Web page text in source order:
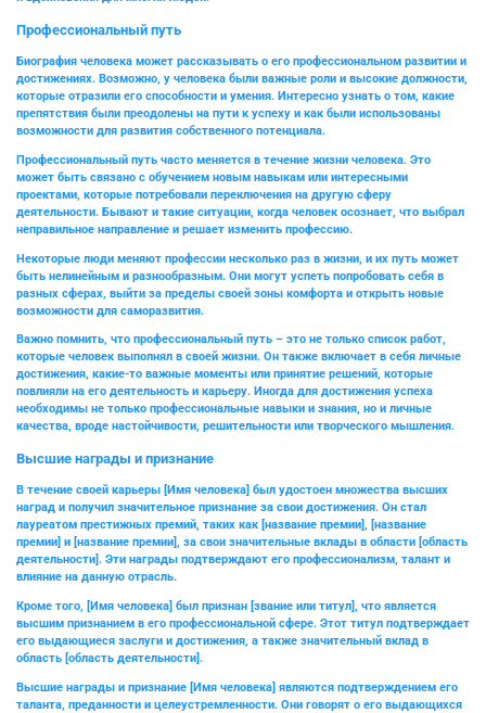
Профессиональный путь
Биография человека может рассказывать о его профессиональном развитии и
достижениях. Возможно, у человека были важные роли и высокие должности,
которые отразили его способности и умения. Интересно узнать о том, какие
препятствия были преодолены на пути к успеху и как были использованы
возможности для развития собственного потенциала.
Профессиональный путь часто меняется в течение жизни человека. Это
может быть связано с обучением новым навыкам или интересными
проектами, которые потребовали переключения на другую сферу
деятельности. Бывают и такие ситуации, когда человек осознает, что выбрал
неправильное направление и решает изменить профессию.
Некоторые люди меняют профессии несколько раз в жизни, и их путь может
быть нелинейным и разнообразным. Они могут успеть попробовать себя в
разных сферах, выйти за пределы своей зоны комфорта и открыть новые
возможности для саморазвития.
Важно помнить, что профессиональный путь – это не только список работ,
которые человек выполнял в своей жизни. Он также включает в себя личные
достижения, какие-то важные моменты или принятие решений, которые
повлияли на его деятельность и карьеру. Иногда для достижения успеха
необходимы не только профессиональные навыки и знания, но и личные
качества, вроде настойчивости, решительности или творческого мышления.
Высшие награды и признание
В течение своей карьеры [Имя человека] был удостоен множества высших
наград и получил значительное признание за свои достижения. Он стал
лауреатом престижных премий, таких как [название премии], [название
премии] и [название премии], за свои значительные вклады в области [область
деятельности]. Эти награды подтверждают его профессионализм, талант и
влияние на данную отрасль.
Кроме того, [Имя человека] был признан [звание или титул], что является
высшим признанием в его профессиональной сфере. Этот титул подтверждает
его выдающиеся заслуги и достижения, а также значительный вклад в
область [область деятельности].
Высшие награды и признание [Имя человека] являются подтверждением его
таланта, преданности и целеустремленности. Они говорят о его выдающихся